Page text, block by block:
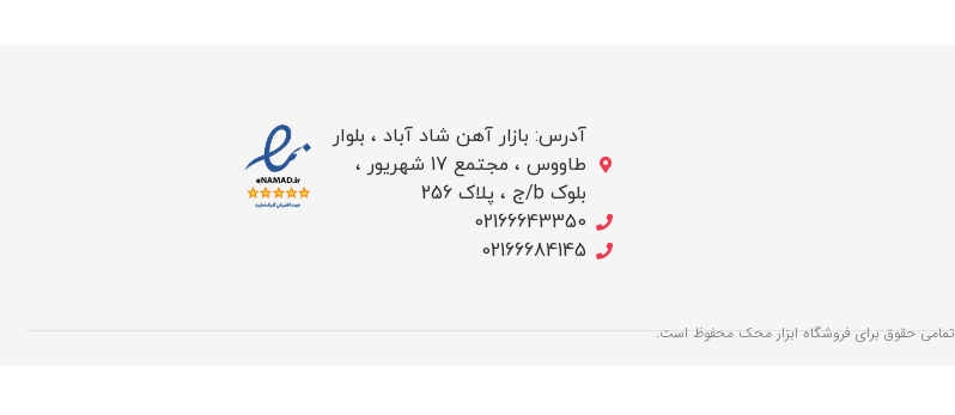
آدرس: بازار آهن شاد آباد ، بلوار
طاووس ، مجتمع 17 شهریور ،
بلوک b/ج ، پلاک 256
02166643350
02166684145
تمامی حقوق برای فروشگاه ابزار محک محفوظ است.